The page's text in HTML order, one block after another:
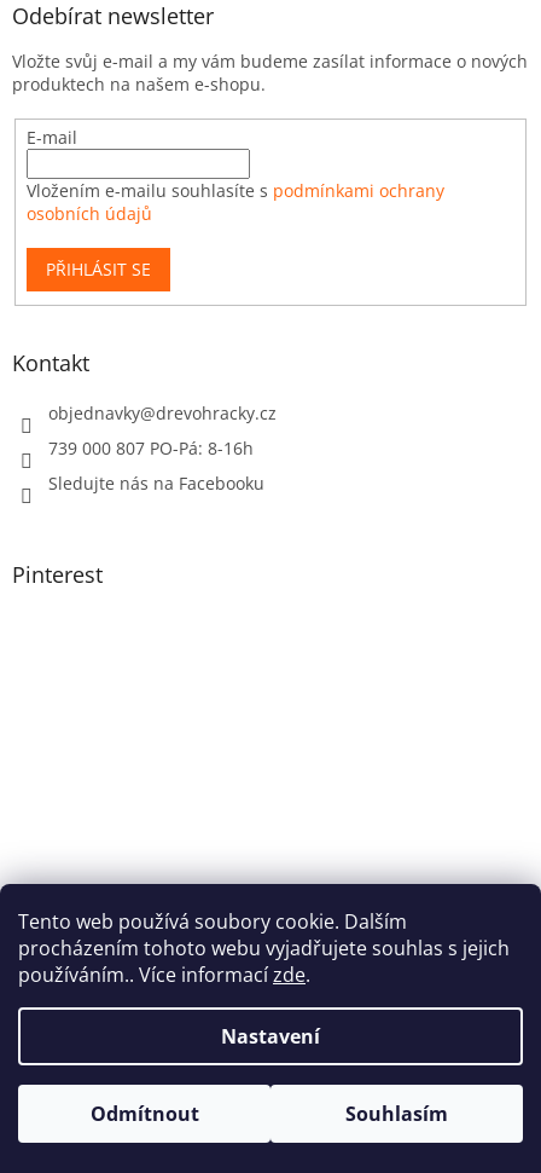
Tento web používá soubory cookie. Dalším
procházením tohoto webu vyjadřujete souhlas s jejich
používáním.. Více informacízde.
Nastavení
Odmítnout Souhlasím
Odebírat newsletter
Vložte svůj e-mail a my vám budeme zasílat informace o nových
produktech na našem e-shopu.
E-mail
Vložením e-mailu souhlasíte s podmínkami ochrany
osobních údajů
PŘIHLÁSIT SE
Kontakt
objednavky@drevohracky.cz
739 000 807 PO-Pá: 8-16h
Sledujte nás na Facebooku
Pinterest
Vytvořil Shoptet
Copyright 2026Nabytek-vencl.cz . Všechna práva vyhrazena.